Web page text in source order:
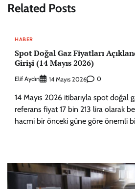
Related Posts
HABER
Spot Doğal Gaz Fiyatları
Girişi (14 Mayıs 2026)
Elif Aydın 14 Mayıs 2026 0
14 Mayıs 2026 itibarıyla spot doğal
referans fiyat 17 bin 213 lira olarak
hacmi bir önceki güne göre önemli